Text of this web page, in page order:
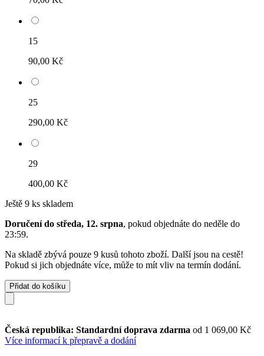
15
90,00 Kč
25
290,00 Kč
29
400,00 Kč
Ještě 9 ks skladem
Doručení do středa, 12. srpna, pokud objednáte do neděle do
23:59.
Na skladě zbývá pouze 9 kusů tohoto zboží. Další jsou na cestě!
Pokud si jich objednáte více, může to mít vliv na termín dodání.
Přidat do košíku
Česká republika: Standardní doprava zdarma od 1 069,00 Kč
Více informací k přepravě a dodání